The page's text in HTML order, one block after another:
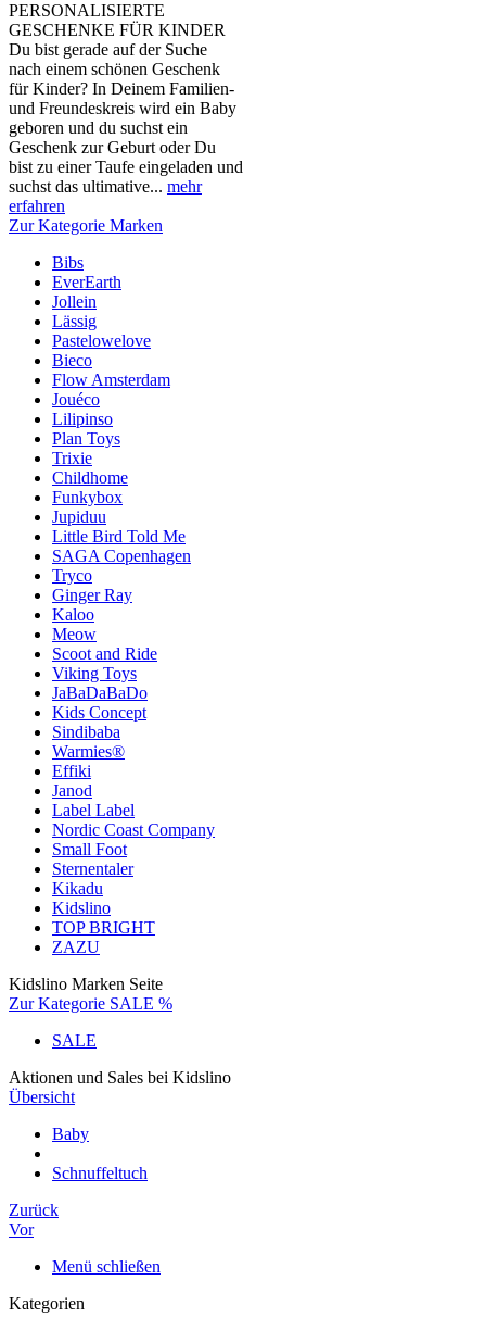
PERSONALISIERTE
GESCHENKE FÜR KINDER
Du bist gerade auf der Suche
nach einem schönen Geschenk
für Kinder? In Deinem Familien-
und Freundeskreis wird ein Baby
geboren und du suchst ein
Geschenk zur Geburt oder Du
bist zu einer Taufe eingeladen und
suchst das ultimative... mehr
erfahren
Zur Kategorie Marken
Bibs
EverEarth
Jollein
Lässig
Pastelowelove
Bieco
Flow Amsterdam
Jouéco
Lilipinso
Plan Toys
Trixie
Childhome
Funkybox
Jupiduu
Little Bird Told Me
SAGA Copenhagen
Tryco
Ginger Ray
Kaloo
Meow
Scoot and Ride
Viking Toys
JaBaDaBaDo
Kids Concept
Sindibaba
Warmies®
Effiki
Janod
Label Label
Nordic Coast Company
Small Foot
Sternentaler
Kikadu
Kidslino
TOP BRIGHT
ZAZU
Kidslino Marken Seite
Zur Kategorie SALE %
SALE
Aktionen und Sales bei Kidslino
Übersicht
Baby
Schnuffeltuch
Zurück
Vor
Menü schließen
Kategorien